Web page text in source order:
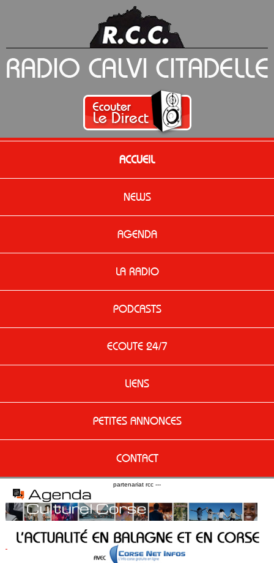
ACCUEIL
NEWS
AGENDA
LA RADIO
PODCASTS
ECOUTE 24/7
LIENS
PETITES ANNONCES
CONTACT
partenariat rcc ---